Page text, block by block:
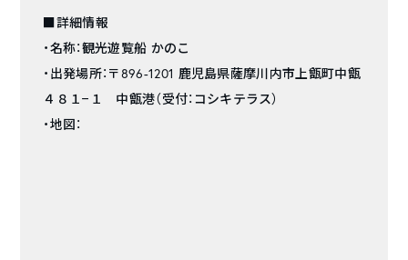
■詳細情報
・名称：観光遊覧船 かのこ
・出発場所：〒896-1201 鹿児島県薩摩川内市上甑町中甑
４８１−１ 中甑港（受付：コシキテラス）
・地図：